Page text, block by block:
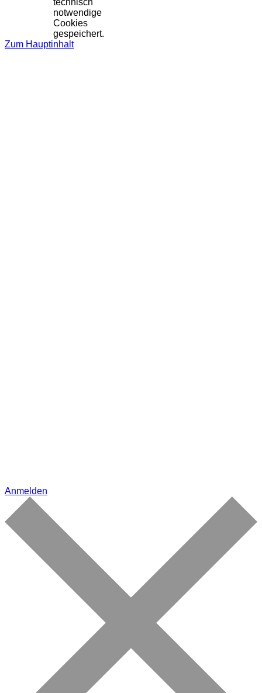
technisch
notwendige
Cookies
gespeichert.
Zum Hauptinhalt
Anmelden